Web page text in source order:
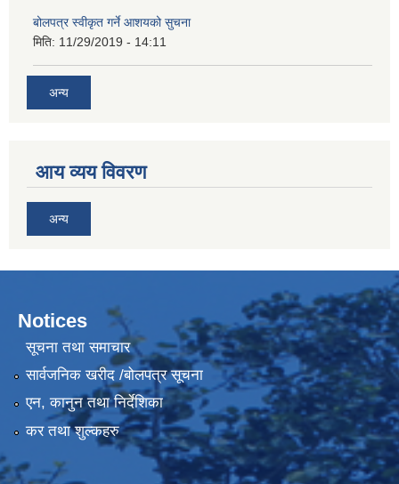
बोलपत्र स्वीकृत गर्ने आशयको सुचना
मिति: 11/29/2019 - 14:11
अन्य
आय व्यय विवरण
अन्य
Notices
सूचना तथा समाचार
सार्वजनिक खरीद /बोलपत्र सूचना
एन, कानुन तथा निर्देशिका
कर तथा शुल्कहरु